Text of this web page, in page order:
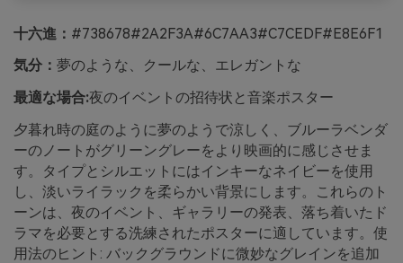
十六進： #738678#2A2F3A#6C7AA3#C7CEDF#E8E6F1
気分： 夢のような、クールな、エレガントな
最適な場合:夜のイベントの招待状と音楽ポスター
夕暮れ時の庭のように夢のようで涼しく、ブルーラベンダ
ーのノートがグリーングレーをより映画的に感じさせま
す。タイプとシルエットにはインキーなネイビーを使用
し、淡いライラックを柔らかい背景にします。これらのト
ーンは、夜のイベント、ギャラリーの発表、落ち着いたド
ラマを必要とする洗練されたポスターに適しています。使
用法のヒント: バックグラウンドに微妙なグレインを追加